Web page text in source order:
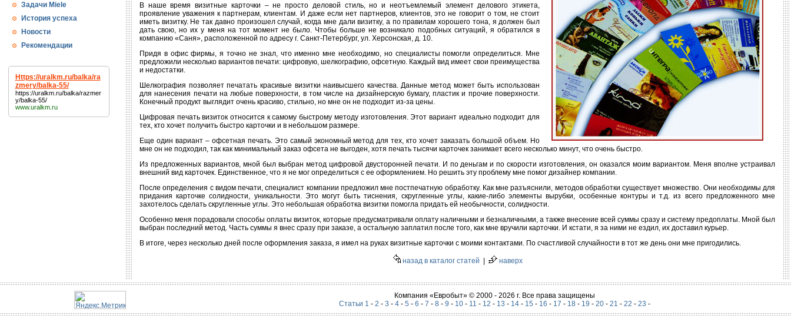
Задачи Miele
История успеха
Новости
Рекомендации
Https://uralkm.ru/balka/ra
zmery/balka-55/
https://uralkm.ru/balka/razmer
y/balka-55/
www.uralkm.ru
В наше время визитные карточки – не просто деловой стиль, но и неотъемлемый элемент делового этикета,
проявление уважения к партнерам, клиентам. И даже если нет партнеров, клиентов, это не говорит о том, не стоит
иметь визитку. Не так давно произошел случай, когда мне дали визитку, а по правилам хорошего тона, я должен был
дать свою, но их у меня на тот момент не было. Чтобы больше не возникало подобных ситуаций, я обратился в
компанию «Саня», расположенной по адресу г. Санкт-Петербург, ул. Херсонская, д. 10.
Придя в офис фирмы, я точно не знал, что именно мне необходимо, но специалисты помогли определиться. Мне
предложили несколько вариантов печати: цифровую, шелкографию, офсетную. Каждый вид имеет свои преимущества
и недостатки.
Шелкография позволяет печатать красивые визитки наивысшего качества. Данные метод может быть использован
для нанесения печати на любые поверхности, в том числе на дизайнерскую бумагу, пластик и прочие поверхности.
Конечный продукт выглядит очень красиво, стильно, но мне он не подходит из-за цены.
Цифровая печать визиток относится к самому быстрому методу изготовления. Этот вариант идеально подходит для
тех, кто хочет получить быстро карточки и в небольшом размере.
Еще один вариант – офсетная печать. Это самый экономный метод для тех, кто хочет заказать большой объем. Но
мне он не подходил, так как минимальный заказ офсета не выгоден, хотя печать тысячи карточек занимает всего несколько минут, что очень быстро.
Из предложенных вариантов, мной был выбран метод цифровой двусторонней печати. И по деньгам и по скорости изготовления, он оказался моим вариантом. Меня вполне устраивал
внешний вид карточек. Единственное, что я не мог определиться с ее оформлением. Но решить эту проблему мне помог дизайнер компании.
После определения с видом печати, специалист компании предложил мне постпечатную обработку. Как мне разъяснили, методов обработки существует множество. Они необходимы для
придания карточке солидности, уникальности. Это могут быть тиснения, скругленные углы, какие-либо элементы вырубки, особенные контуры и т.д. из всего предложенного мне
захотелось сделать скругленные углы. Это небольшая обработка визитки помогла придать ей необычности, солидности.
Особенно меня порадовали способы оплаты визиток, которые предусматривали оплату наличными и безналичными, а также внесение всей суммы сразу и систему предоплаты. Мной был
выбран последний метод. Часть суммы я внес сразу при заказе, а остальную заплатил после того, как мне вручили карточки. И кстати, я за ними не ездил, их доставил курьер.
В итоге, через несколько дней после оформления заказа, я имел на руках визитные карточки с моими контактами. По счастливой случайности в тот же день они мне пригодились.
назад в каталог статей наверх
Компания «Евробыт» © 2000 - 2026 г. Все права защищены
Статьи 1 - 2 - 3 - 4- 5 - 6 - 7 - 8- 9 - 10- 11 - 12 - 13 - 14- 15 - 16 - 17 - 18- 19 - 20- 21 - 22 - 23 -